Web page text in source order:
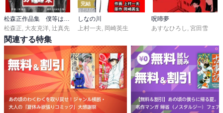
松森正 大友克洋 辻真先
完結
しなの川
上村一夫 岡崎英生
呪啼夢
あすなひろし 宮田雪
関連する特集